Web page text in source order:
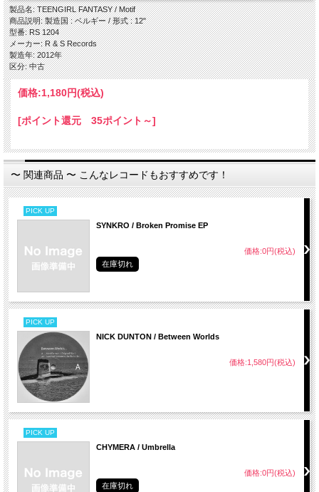
Side B
・ Eternal
・ Motif (Actress #! Remix)
製品名: TEENGIRL FANTASY / Motif
商品説明: 製造国 : ベルギー / 形式 : 12"
型番: RS 1204
メーカー: R & S Records
製造年: 2012年
区分: 中古
価格:1,180円(税込)
[ポイント還元 35ポイント～]
〜 関連商品 〜 こんなレコードもおすすめです！
PICK UP
SYNKRO / Broken Promise EP
価格:0円(税込)
在庫切れ
PICK UP
NICK DUNTON / Between Worlds
価格:1,580円(税込)
PICK UP
CHYMERA / Umbrella
価格:0円(税込)
在庫切れ